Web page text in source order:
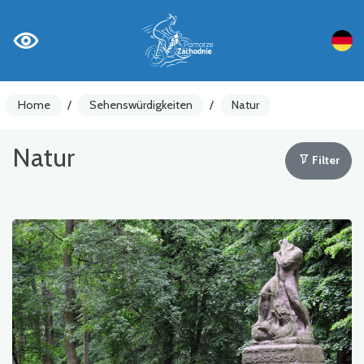
Home / Sehenswürdigkeiten / Natur
Natur Filter
Fahrradzähler
Achtung
Sehenswürdigkeiten
Gastronomie